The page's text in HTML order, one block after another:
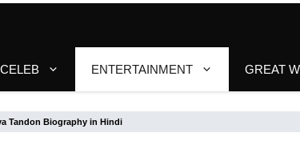
CELEB ENTERTAINMENT GREAT
Tandon Biography in Hindi